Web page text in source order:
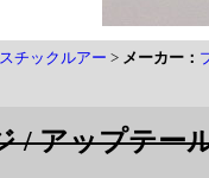
チックルアー > メーカー：
/ アップテー